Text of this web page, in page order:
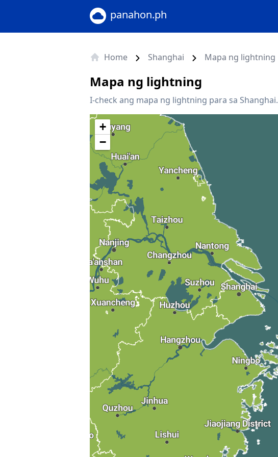
panahon.ph
Home Shanghai Mapa ng lightning
Mapa ng lightning
I-check ang mapa ng lightning para sa Shanghai.
+
−